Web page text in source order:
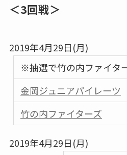
＜3回戦＞
2019年4月29日(月)
※抽選で竹の内ファイタ
金岡ジュニアパイレーツ
竹の内ファイターズ
2019年4月29日(月)